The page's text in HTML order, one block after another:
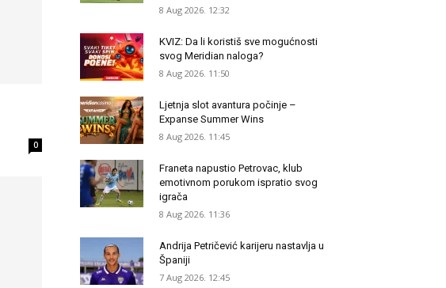
0
8 Aug 2026. 12:32
KVIZ: Da li koristiš sve mogućnosti
svog Meridian naloga?
8 Aug 2026. 11:50
Ljetnja slot avantura počinje –
Expanse Summer Wins
8 Aug 2026. 11:45
Franeta napustio Petrovac, klub
emotivnom porukom ispratio svog
igrača
8 Aug 2026. 11:36
Andrija Petričević karijeru nastavlja u
Španiji
7 Aug 2026. 12:45